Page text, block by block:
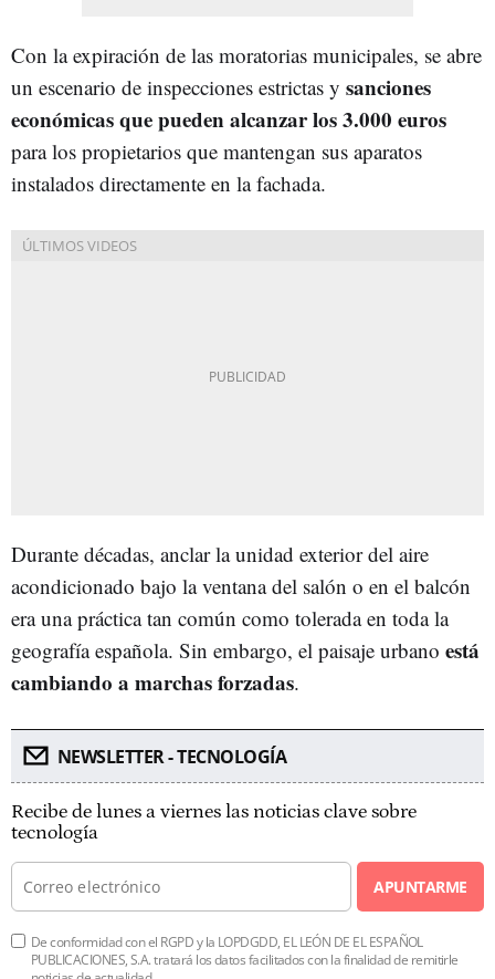
Con la expiración de las moratorias municipales, se abre
un escenario de inspecciones estrictas y sanciones
económicas que pueden alcanzar los 3.000 euros
para los propietarios que mantengan sus aparatos
instalados directamente en la fachada.
Durante décadas, anclar la unidad exterior del aire
acondicionado bajo la ventana del salón o en el balcón
era una práctica tan común como tolerada en toda la
geografía española. Sin embargo, el paisaje urbano está
cambiando a marchas forzadas.
NEWSLETTER - TECNOLOGÍA
Recibe de lunes a viernes las noticias clave sobre
tecnología
APUNTARME
De conformidad con el RGPD y la LOPDGDD, EL LEÓN DE EL ESPAÑOL
PUBLICACIONES, S.A. tratará los datos facilitados con la finalidad de remitirle